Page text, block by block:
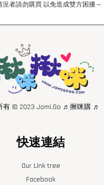
況者請勿購買 以免造成雙方困擾～
有 © 2023 Jomi.Go ♬揪咪購 ♬
快速連結
Our Link tree
Facebook